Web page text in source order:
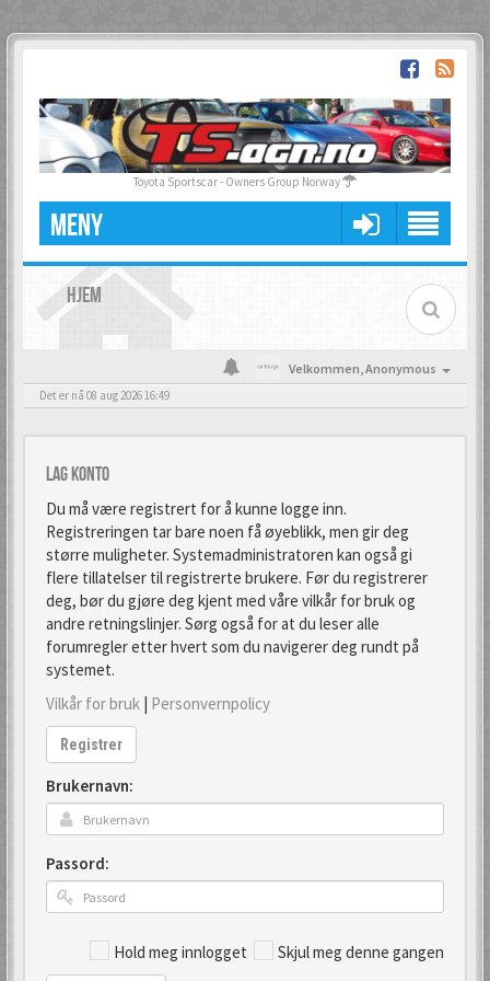
Toyota Sportscar - Owners Group Norway
MENY
HJEM
Velkommen,Anonymous
Det er nå 08 aug 2026 16:49
Lag konto
Du må være registrert for å kunne logge inn.
Registreringen tar bare noen få øyeblikk, men gir deg
større muligheter. Systemadministratoren kan også gi
flere tillatelser til registrerte brukere. Før du registrerer
deg, bør du gjøre deg kjent med våre vilkår for bruk og
andre retningslinjer. Sørg også for at du leser alle
forumregler etter hvert som du navigerer deg rundt på
systemet.
Vilkår for bruk | Personvernpolicy
Registrer
Brukernavn:
Passord:
Hold meg innlogget Skjul meg denne gangen